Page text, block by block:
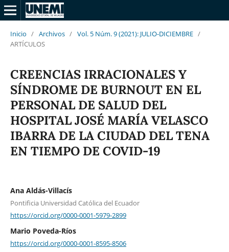
Inicio / Archivos / Vol. 5 Núm. 9 (2021): JULIO-DICIEMBRE /
ARTÍCULOS
CREENCIAS IRRACIONALES Y
SÍNDROME DE BURNOUT EN EL
PERSONAL DE SALUD DEL
HOSPITAL JOSÉ MARÍA VELASCO
IBARRA DE LA CIUDAD DEL TENA
EN TIEMPO DE COVID-19
Ana Aldás-Villacís
Pontificia Universidad Católica del Ecuador
https://orcid.org/0000-0001-5979-2899
Mario Poveda-Ríos
https://orcid.org/0000-0001-8595-8506